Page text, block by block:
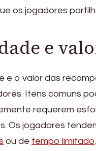
os jogadores
e
e o valor das
Itens comuns
requerem
Os jogadores
ou de tempo limitado.